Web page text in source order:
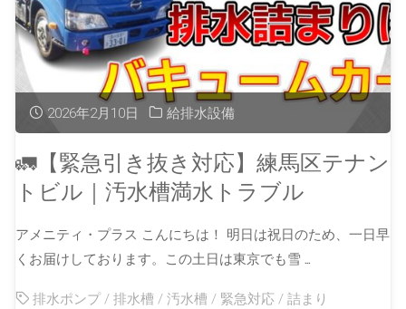
2026年2月10日 給排水設備
🚛【緊急引き抜き対応】練馬区テナン
トビル｜汚水槽満水トラブル
アメニティ・プラス こんにちは！ 明日は祝日のため、一日早
くお届けしております。この土日は東京でも雪 …
排水ポンプ/排水槽 /汚水槽 / 緊急対応 /詰まり